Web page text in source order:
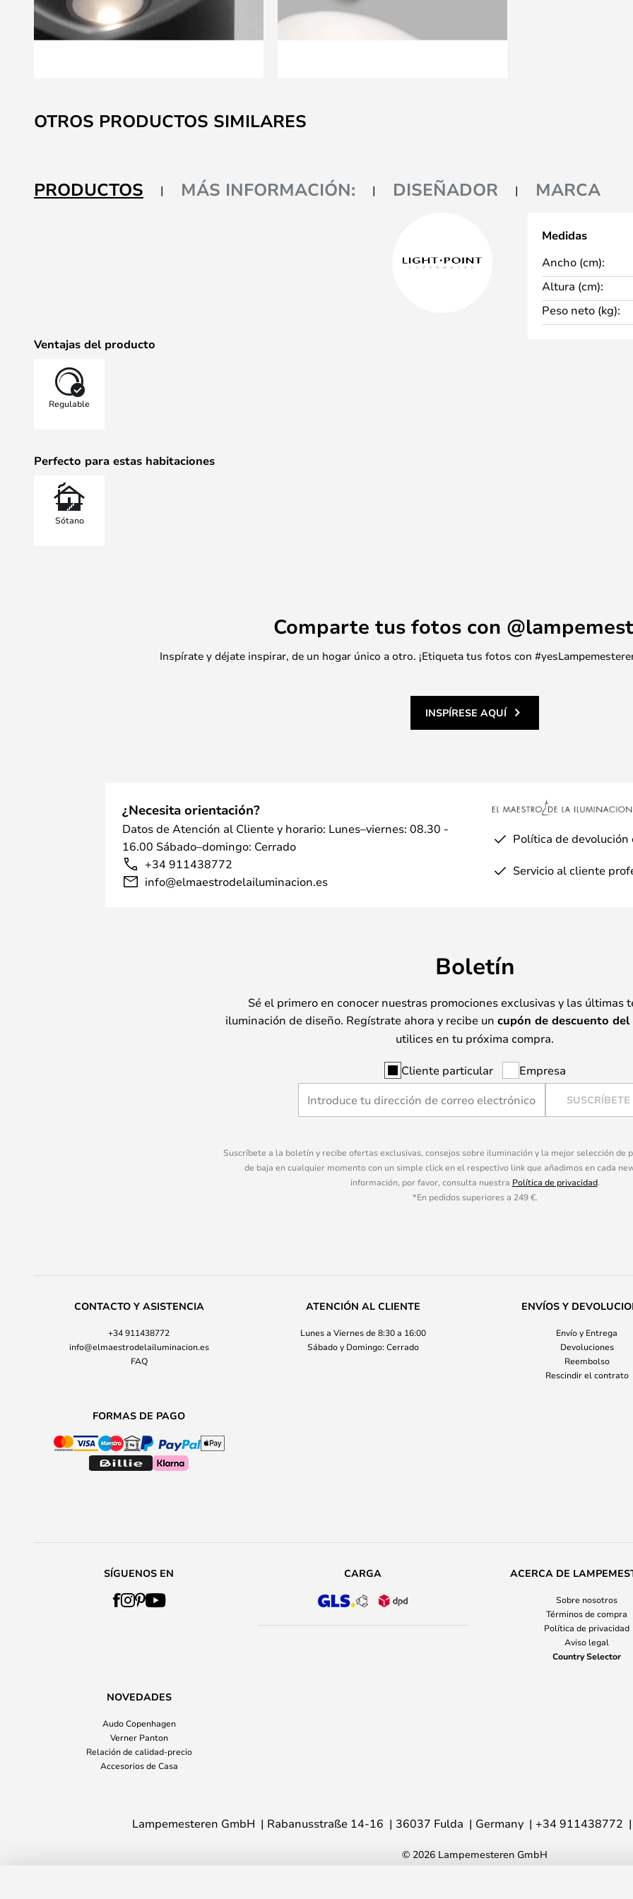
al
comienzo
galería
de
OTROS PRODUCTOS SIMILARES
PRODUCTOS MÁS INFORMACIÓN: DISEÑADOR MARCA
Ventajas del producto
Regulable
Perfecto para estas habitaciones
Sótano
Medidas
Ancho (cm):
Altura (cm):
Peso neto (kg):
Comparte tus fotos con
Inspírate y déjate inspirar, de un hogar único a otro. ¡Etiqueta tus fotos con
INSPÍRESE AQUÍ
¿Necesita orientación?
Datos de Atención al Cliente y horario: Lunes–viernes: 08.30 -
16.00 Sábado–domingo: Cerrado
+34 911438772
info@elmaestrodelailuminacion.es
Política de devolución
Servicio al cliente
Boletín
Sé el primero en conocer nuestras promociones exclusivas y las últimas
iluminación de diseño. Regístrate ahora y recibe un cupón de descuento del
utilices en tu próxima compra.
Cliente particular Empresa
SUSCRÍBETE
Suscríbete a la boletín y recibe ofertas exclusivas, consejos sobre iluminación y la mejor selección de
de baja en cualquier momento con un simple click en el respectivo link que añadimos en cada
información, por favor, consulta nuestra Política de privacidad.
*En pedidos superiores a 249 €.
CONTACTO Y ASISTENCIA
+34 911438772
info@elmaestrodelailuminacion.es
FAQ
ATENCIÓN AL CLIENTE
Lunes a Viernes de 8:30 a 16:00
Sábado y Domingo: Cerrado
ENVÍOS Y
Envío y Entrega
Devoluciones
Reembolso
Rescindir el contrato
FORMAS DE PAGO
SÍGUENOS EN CARGA ACERCA DE
Sobre nosotros
Términos de compra
Política de privacidad
Aviso legal
Country Selector
NOVEDADES
Audo Copenhagen
Verner Panton
Relación de calidad-precio
Accesorios de Casa
Lampemesteren GmbH Rabanusstraße 14-16 36037 Fulda Germany +34 911438772
© 2026 Lampemesteren GmbH